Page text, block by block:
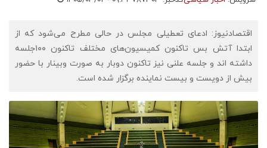
اقتصادنیوز: ادعای تعطیلی مجلس در حالی مطرح می‌شود که از
ابتدا آتش بس تاکنون کمیسیون‌های مختلف تاکنون ١٠٠جلسه
داشته اند و جلسه علنی نیز تاکنون دوبار به صورت وبینار با حضور
بیش از دویست و بیست نماینده برگزار شده است.